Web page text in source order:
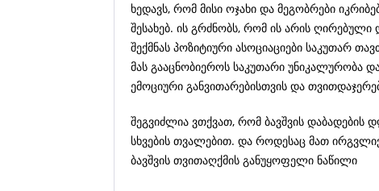
ხედავს, რომ მისი ოჯახი და მეგობრები
შესახებ. ის გრძნობს, რომ ის არის
შექმნას პოზიტიური ასოციაციები საკუთარ
მას გააცნობიეროს საკუთარი უნიკალურობა
ემოციური განვითარებისთვის და
შეგვიძლია ვთქვათ, რომ ბავშვის დაბადების
სხვების თვალებით. და როდესაც მათ
ბავშვის თვითაღქმის განუყოფელი ნაწილი